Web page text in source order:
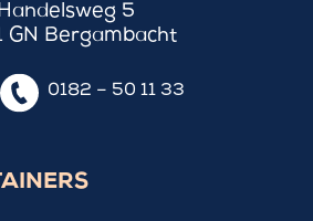
5
GN Bergambacht
0182 – 50 11 33